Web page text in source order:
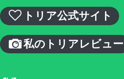
トリア公式サイト
私のトリアレビュー